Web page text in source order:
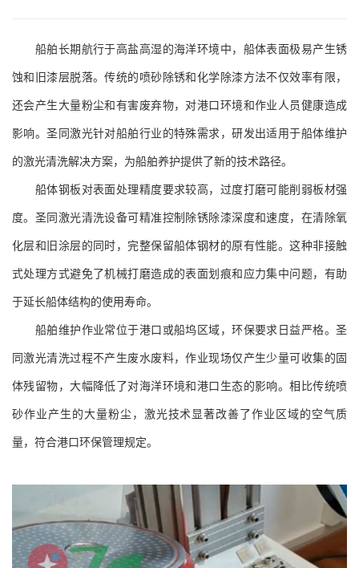
船舶长期航行于高盐高湿的海洋环境中，船体表面极易产生锈
蚀和旧漆层脱落。传统的喷砂除锈和化学除漆方法不仅效率有限，
还会产生大量粉尘和有害废弃物，对港口环境和作业人员健康造成
影响。圣同激光针对船舶行业的特殊需求，研发出适用于船体维护
的激光清洗解决方案，为船舶养护提供了新的技术路径。
船体钢板对表面处理精度要求较高，过度打磨可能削弱板材强
度。圣同激光清洗设备可精准控制除锈除漆深度和速度，在清除氧
化层和旧涂层的同时，完整保留船体钢材的原有性能。这种非接触
式处理方式避免了机械打磨造成的表面划痕和应力集中问题，有助
于延长船体结构的使用寿命。
船舶维护作业常位于港口或船坞区域，环保要求日益严格。圣
同激光清洗过程不产生废水废料，作业现场仅产生少量可收集的固
体残留物，大幅降低了对海洋环境和港口生态的影响。相比传统喷
砂作业产生的大量粉尘，激光技术显著改善了作业区域的空气质
量，符合港口环保管理规定。